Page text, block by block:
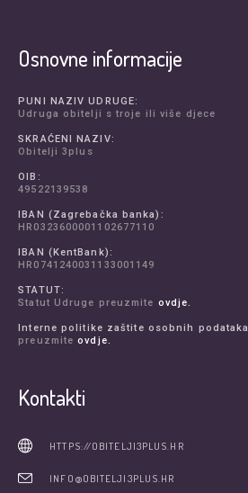
Osnovne informacije
PUNI NAZIV UDRUGE:
Udruga obitelji s troje ili više djece
SKRAĆENI NAZIV:
Obitelji 3plus
OIB:
49522139538
IBAN (Zagrebačka banka):
HR0323600001102677110
IBAN (KentBank):
HR0741240031133001149
STATUT:
Statut Udruge preuzmite ovdje.
Interne politike zaštite osobnih podataka
preuzmiteovdje.
Kontakti
HTTPS://OBITELJI3PLUS.HR
INFO@OBITELJI3PLUS.HR